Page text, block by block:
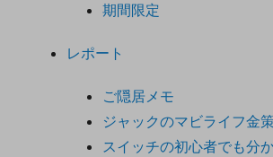
期間限定
レポート
ご隠居メモ
ジャックのマビライフ金
スイッチの初心者でも分